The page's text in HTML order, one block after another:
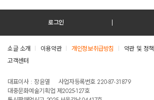
로그인
쇼글 소개 이용약관 개인정보취급방침
약관 및 정책
고객센터
대표이사 : 장윤열
사업자등록번호 220-87-31879
대중문화예술기획업 제2025-127호